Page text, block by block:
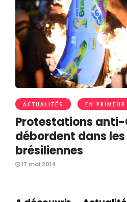
ACTUALITÉS EN PRIMEUR
Protestations anti-
débordent dans
brésiliennes
17 mai 2014